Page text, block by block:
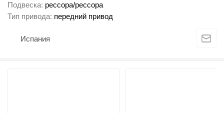
Подвеска рессора/рессора
Тип привода передний привод
Испания